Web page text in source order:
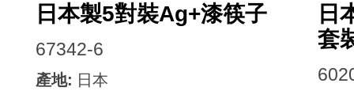
日本製5對裝Ag+漆筷子
67342-6
產地: 日本
日
套